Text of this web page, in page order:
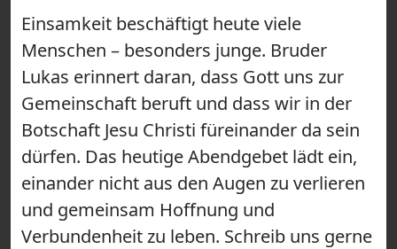
Einsamkeit beschäftigt heute viele
Menschen – besonders junge. Bruder
Lukas erinnert daran, dass Gott uns zur
Gemeinschaft beruft und dass wir in der
Botschaft Jesu Christi füreinander da sein
dürfen. Das heutige Abendgebet lädt ein,
einander nicht aus den Augen zu verlieren
und gemeinsam Hoffnung und
Verbundenheit zu leben. Schreib uns gerne